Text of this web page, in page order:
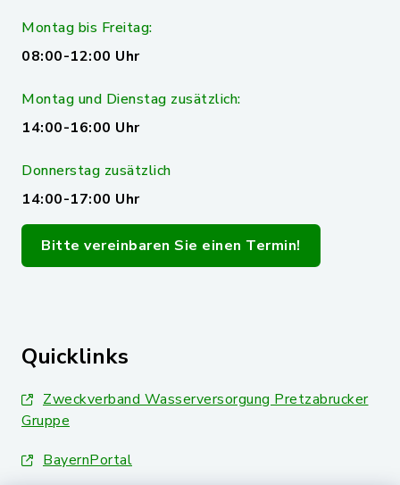
Montag bis Freitag:
08:00-12:00 Uhr
Montag und Dienstag zusätzlich:
14:00-16:00 Uhr
Donnerstag zusätzlich
14:00-17:00 Uhr
Bitte vereinbaren Sie einen Termin!
Quicklinks
Zweckverband Wasserversorgung Pretzabrucker
Gruppe
BayernPortal